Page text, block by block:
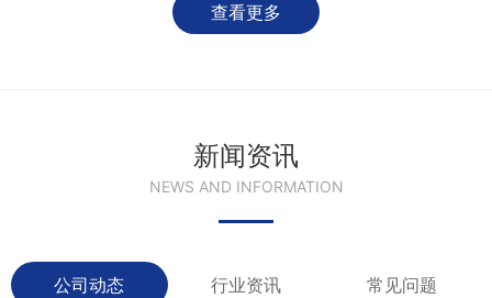
查看更多
新闻资讯
NEWS AND INFORMATION
公司动态 行业资讯 常见问题